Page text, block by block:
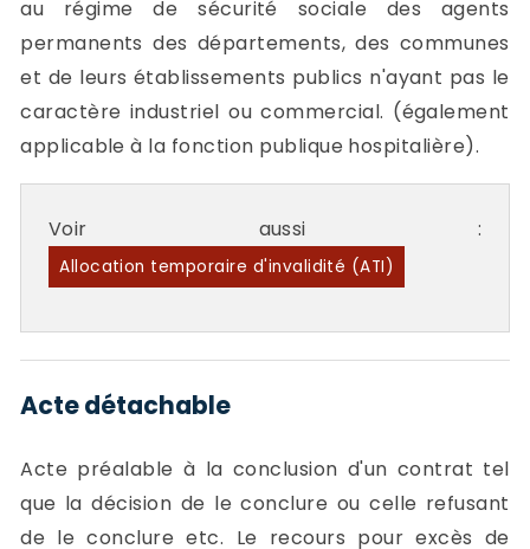
au régime de sécurité sociale des agents
permanents des départements, des communes
et de leurs établissements publics n'ayant pas le
caractère industriel ou commercial. (également
applicable à la fonction publique hospitalière).
Voir aussi :
Allocation temporaire d'invalidité (ATI)
Acte détachable
Acte préalable à la conclusion d'un contrat tel
que la décision de le conclure ou celle refusant
de le conclure etc. Le recours pour excès de